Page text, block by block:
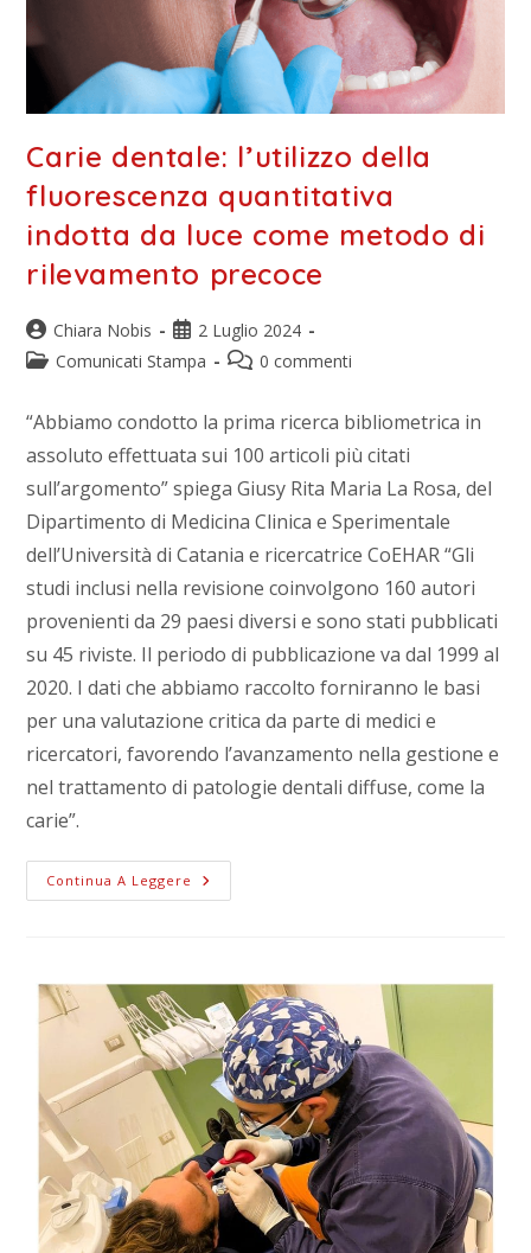
Carie dentale: l’utilizzo della
fluorescenza quantitativa
indotta da luce come metodo di
rilevamento precoce
Chiara Nobis
2 Luglio 2024
Comunicati Stampa
0 commenti
“Abbiamo condotto la prima ricerca bibliometrica in
assoluto effettuata sui 100 articoli più citati
sull’argomento” spiega Giusy Rita Maria La Rosa, del
Dipartimento di Medicina Clinica e Sperimentale
dell’Università di Catania e ricercatrice CoEHAR “Gli
studi inclusi nella revisione coinvolgono 160 autori
provenienti da 29 paesi diversi e sono stati pubblicati
su 45 riviste. Il periodo di pubblicazione va dal 1999 al
2020. I dati che abbiamo raccolto forniranno le basi
per una valutazione critica da parte di medici e
ricercatori, favorendo l’avanzamento nella gestione e
nel trattamento di patologie dentali diffuse, come la
carie”.
Continua A Leggere